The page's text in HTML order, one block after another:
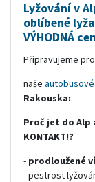
Lyžování v
oblíbené
VÝHODNÁ
Připravujeme pro
naše autobusové
Rakouska:
Proč jet do Alp
KONTAKT!?
- prodloužené
- pestrost